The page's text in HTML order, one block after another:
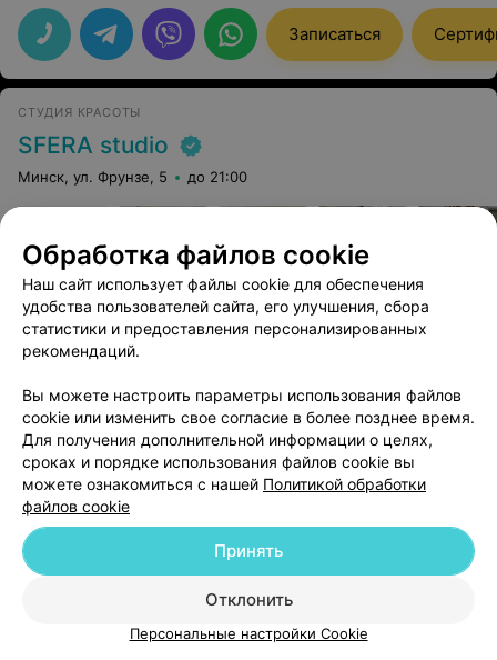
пояснице, грудном и шейном отделе,плеча и руки. За 5
сеансов ожила.
Записаться
СТУДИЯ КРАСОТЫ
SFERA studio
Минск, ул. Фрунзе, 5 до 21:00
Косметический уход за лицом, массаж для релакса и
восстановления. Приятные бонусы и акционные
предложения.
Классический массаж лица
120 руб.
Буккальный
100 руб.
Массаж для рук к процедуре — бесплатно!
СТУДИЯ МАССАЖА
Обработка файлов cookie
Наш сайт использует файлы cookie для обеспечения
удобства пользователей сайта, его улучшения, сбора
статистики и предоставления персонализированных
рекомендаций.
Вы можете настроить параметры использования файлов
cookie или изменить свое согласие в более позднее время.
Для получения дополнительной информации о целях,
сроках и порядке использования файлов cookie вы
можете ознакомиться с нашей Политикой обработки
файлов cookie
Отклонить
Принять
Персональные настройки Cookie